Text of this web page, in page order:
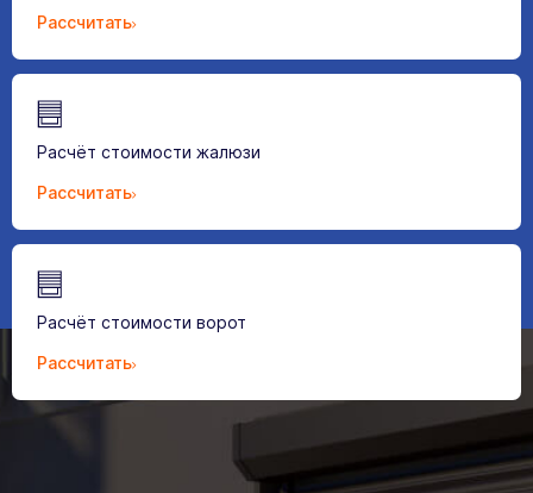
Рассчитать
Расчёт стоимости жалюзи
Рассчитать
Расчёт стоимости ворот
Рассчитать